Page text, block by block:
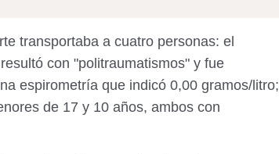
transportaba a cuatro personas: el
con "politraumatismos" y fue
espirometría que indicó 0,00 gramos/litro;
de 17 y 10 años, ambos con